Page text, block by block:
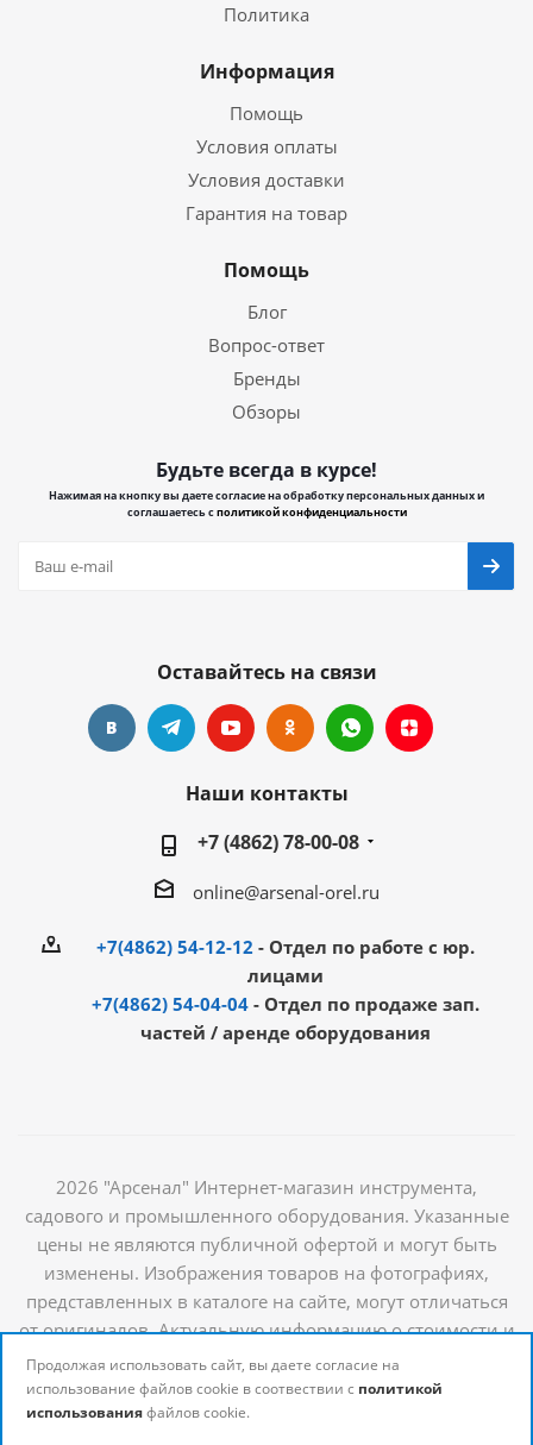
Политика
Информация
Помощь
Условия оплаты
Условия доставки
Гарантия на товар
Помощь
Блог
Вопрос-ответ
Бренды
Обзоры
Будьте всегда в курсе!
Нажимая на кнопку вы даете согласие на обработку персональных данных и
соглашаетесь сполитикой конфиденциальности
Оставайтесь на связи
Наши контакты
+7 (4862) 78-00-08
online@arsenal-orel.ru
+7(4862) 54-12-12 - Отдел по работе с юр.
лицами
+7(4862) 54-04-04 - Отдел по продаже зап.
частей / аренде оборудования
2026 "Арсенал" Интернет-магазин инструмента,
садового и промышленного оборудования. Указанные
цены не являются публичной офертой и могут быть
изменены. Изображения товаров на фотографиях,
представленных в каталоге на сайте, могут отличаться
от оригиналов. Актуальную информацию о стоимости и
наличии товаров можно получить у наших
менеджеров
Продолжая использовать сайт, вы даете согласие на
использование файлов cookie в соотвествии с политикой
использованияфайлов cookie.